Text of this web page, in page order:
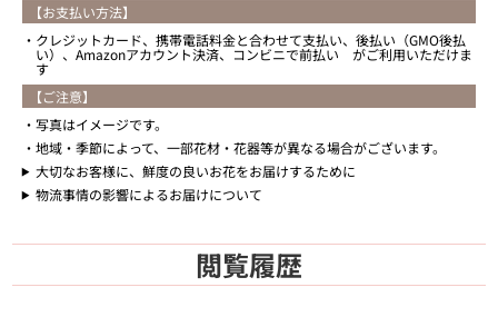
【お支払い方法】
クレジットカード、携帯電話料金と合わせて支払い、後払い（GMO後払
い）、Amazonアカウント決済、コンビニで前払い がご利用いただけま
す
【ご注意】
写真はイメージです。
地域・季節によって、一部花材・花器等が異なる場合がございます。
大切なお客様に、鮮度の良いお花をお届けするために
物流事情の影響によるお届けについて
閲覧履歴